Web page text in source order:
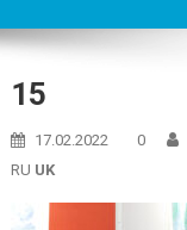
15
17.02.2022 0
RU UK